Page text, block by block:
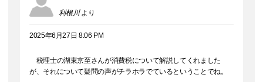
利根川 より
2025年6月27日 8:06 PM
税理士の湖東京至さんが消費税について解説してくれました
が、それについて疑問の声がチラホラでているということでね。